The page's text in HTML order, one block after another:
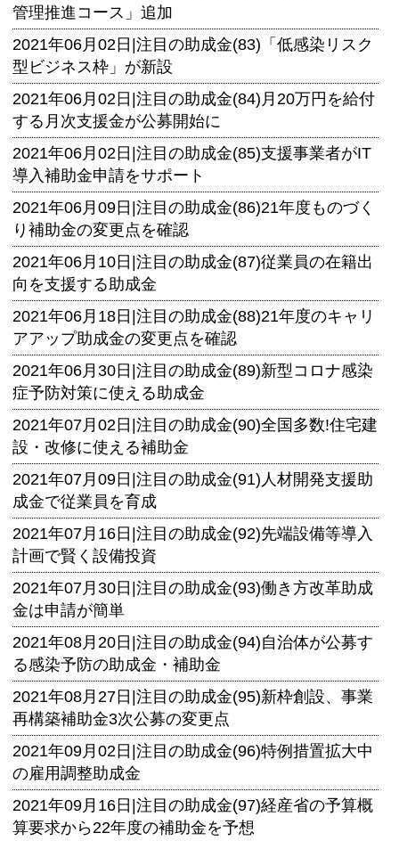
管理推進コース」追加
2021年06月02日| 注目の助成金(83)「低感染リスク
型ビジネス枠」が新設
2021年06月02日| 注目の助成金(84)月20万円を給付
する月次支援金が公募開始に
2021年06月02日| 注目の助成金(85)支援事業者がIT
導入補助金申請をサポート
2021年06月09日| 注目の助成金(86)21年度ものづく
り補助金の変更点を確認
2021年06月10日| 注目の助成金(87)従業員の在籍出
向を支援する助成金
2021年06月18日| 注目の助成金(88)21年度のキャリ
アアップ助成金の変更点を確認
2021年06月30日| 注目の助成金(89)新型コロナ感染
症予防対策に使える助成金
2021年07月02日| 注目の助成金(90)全国多数!住宅建
設・改修に使える補助金
2021年07月09日| 注目の助成金(91)人材開発支援助
成金で従業員を育成
2021年07月16日| 注目の助成金(92)先端設備等導入
計画で賢く設備投資
2021年07月30日| 注目の助成金(93)働き方改革助成
金は申請が簡単
2021年08月20日| 注目の助成金(94)自治体が公募す
る感染予防の助成金・補助金
2021年08月27日| 注目の助成金(95)新枠創設、事業
再構築補助金3次公募の変更点
2021年09月02日| 注目の助成金(96)特例措置拡大中
の雇用調整助成金
2021年09月16日| 注目の助成金(97)経産省の予算概
算要求から22年度の補助金を予想